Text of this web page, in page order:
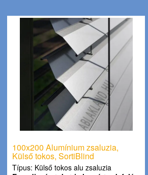
100x200 Alumínium zsaluzia,
Külső tokos, SortiBlind
Típus: Külső tokos alu zsaluzia